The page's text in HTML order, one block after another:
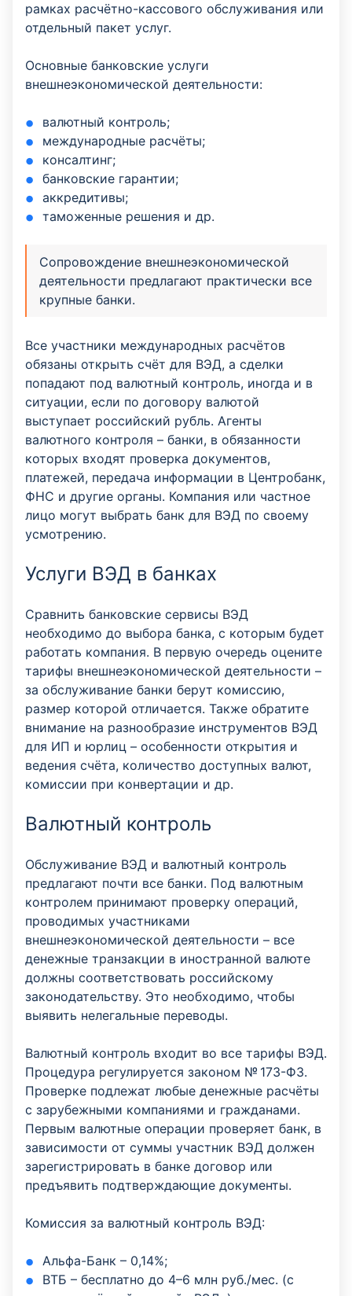
рамках расчётно-кассового обслуживания или
отдельный пакет услуг.
Основные банковские услуги
внешнеэкономической деятельности:
валютный контроль;
международные расчёты;
консалтинг;
банковские гарантии;
аккредитивы;
таможенные решения и др.
Сопровождение внешнеэкономической
деятельности предлагают практически все
крупные банки.
Все участники международных расчётов
обязаны открыть счёт для ВЭД, а сделки
попадают под валютный контроль, иногда и в
ситуации, если по договору валютой
выступает российский рубль. Агенты
валютного контроля – банки, в обязанности
которых входят проверка документов,
платежей, передача информации в Центробанк,
ФНС и другие органы. Компания или частное
лицо могут выбрать банк для ВЭД по своему
усмотрению.
Услуги ВЭД в банках
Сравнить банковские сервисы ВЭД
необходимо до выбора банка, с которым будет
работать компания. В первую очередь оцените
тарифы внешнеэкономической деятельности –
за обслуживание банки берут комиссию,
размер которой отличается. Также обратите
внимание на разнообразие инструментов ВЭД
для ИП и юрлиц – особенности открытия и
ведения счёта, количество доступных валют,
комиссии при конвертации и др.
Валютный контроль
Обслуживание ВЭД и валютный контроль
предлагают почти все банки. Под валютным
контролем принимают проверку операций,
проводимых участниками
внешнеэкономической деятельности – все
денежные транзакции в иностранной валюте
должны соответствовать российскому
законодательству. Это необходимо, чтобы
выявить нелегальные переводы.
Валютный контроль входит во все тарифы ВЭД.
Процедура регулируется законом № 173-ФЗ.
Проверке подлежат любые денежные расчёты
с зарубежными компаниями и гражданами.
Первым валютные операции проверяет банк, в
зависимости от суммы участник ВЭД должен
зарегистрировать в банке договор или
предъявить подтверждающие документы.
Комиссия за валютный контроль ВЭД:
Альфа-Банк – 0,14%;
ВТБ – бесплатно до 4–6 млн руб./мес. (с